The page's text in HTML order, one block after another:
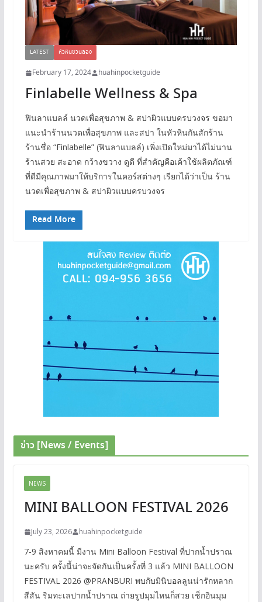
LATEST หัวหินชวนลอง
February 17, 2024 huahinpocketguide
Finlabelle Wellness & Spa
ฟินลาแบลล์ นวดเพื่อสุขภาพ & สปาผิวแบบครบวงจร ขอมา
แนะนำร้านนวดเพื่อสุขภาพ และสปา ในหัวหินกันสักร้าน
ร้านชื่อ “Finlabelle” (ฟินลาแบลล์) เพิ่งเปิดใหม่มาได้ไม่นาน
ร้านสวย สะอาด กว้างขวาง ดูดี ที่สำคัญคือเค้าใช้ผลิตภัณฑ์
ที่ดีมีคุณภาพมาให้บริการในคอร์สต่างๆ เรียกได้ว่าเป็น ร้าน
นวดเพื่อสุขภาพ & สปาผิวแบบครบวงจร
Read More
ข่าว [News / Events]
NEWS
MINI BALLOON FESTIVAL 2026
July 23, 2026 huahinpocketguide
7-9 สิงหาคมนี้ มีงาน Mini Balloon Festival ที่ปากน้ำปราณ
นะครับ ครั้งนี้น่าจะจัดกันเป็นครั้งที่ 3 แล้ว MINI BALLOON
FESTIVAL 2026 @PRANBURI พบกับมินิบอลลูนน่ารักหลาก
สีสัน ริมทะเลปากน้ำปราณ ถ่ายรูปมุมไหนก็สวย เช็กอินมุม